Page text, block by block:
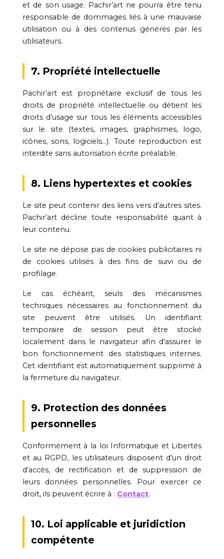
et de son usage. Pachir’art ne pourra être tenu
responsable de dommages liés à une mauvaise
utilisation ou à des contenus générés par les
utilisateurs.
7. Propriété intellectuelle
Pachir’art est propriétaire exclusif de tous les
droits de propriété intellectuelle ou détient les
droits d’usage sur tous les éléments accessibles
sur le site (textes, images, graphismes, logo,
icônes, sons, logiciels…). Toute reproduction est
interdite sans autorisation écrite préalable.
8. Liens hypertextes et cookies
Le site peut contenir des liens vers d’autres sites.
Pachir’art décline toute responsabilité quant à
leur contenu.
Le site ne dépose pas de cookies publicitaires ni
de cookies utilisés à des fins de suivi ou de
profilage.
Le cas échéant, seuls des mécanismes
techniques nécessaires au fonctionnement du
site peuvent être utilisés. Un identifiant
temporaire de session peut être stocké
localement dans le navigateur afin d’assurer le
bon fonctionnement des statistiques internes.
Cet identifiant est automatiquement supprimé à
la fermeture du navigateur.
9. Protection des données
personnelles
Conformément à la loi Informatique et Libertés
et au RGPD, les utilisateurs disposent d’un droit
d’accès, de rectification et de suppression de
leurs données personnelles. Pour exercer ce
droit, ils peuvent écrire à : Contact.
10. Loi applicable et juridiction
compétente